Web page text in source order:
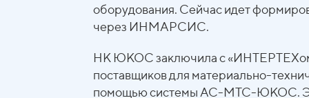
оборудования. Сейчас идет
через ИНМАРСИС.
НК ЮКОС заключила с
поставщиков для материально-
помощью системы АС-МТС-ЮКОС. Эта